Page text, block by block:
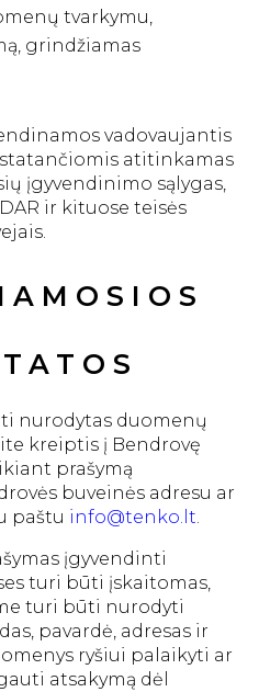
tvarkymu,
grindžiamas
vadovaujantis
atitinkamas
įgyvendinimo sąlygas,
ir kituose teisės
nurodytas duomenų
kreiptis į Bendrovę
prašymą
buveinės adresu ar
paštu info@tenko.lt.
įgyvendinti
turi būti įskaitomas,
turi būti nurodyti
pavardė, adresas ir
ryšiui palaikyti ar
atsakymą dėl